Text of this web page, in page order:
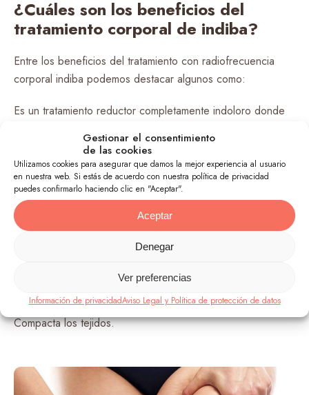
Gestionar el consentimiento
de las cookies
Utilizamos cookies para asegurar que damos la mejor experiencia al usuario
en nuestra web. Si estás de acuerdo con nuestra política de privacidad
puedes confirmarlo haciendo clic en "Aceptar".
Aceptar
Denegar
Ver preferencias
Información de privacidadAviso Legal y Política de protección de datos
¿Cuáles son los beneficios del
tratamiento corporal de indiba?
Entre los beneficios del tratamiento con radiofrecuencia
corporal indiba podemos destacar algunos como:
Es un tratamiento reductor completamente indoloro donde
sesiones de tratamiento.
Reduce la celulitis.
Mejora las estrías.
Mejora del flujo sanguíneo, reduciendo la inflamación y los
Compacta los tejidos.